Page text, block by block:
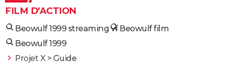
FILM D'ACTION
Beowulf 1999 streaming vf Beowulf film
Beowulf 1999
Projet X > Guide